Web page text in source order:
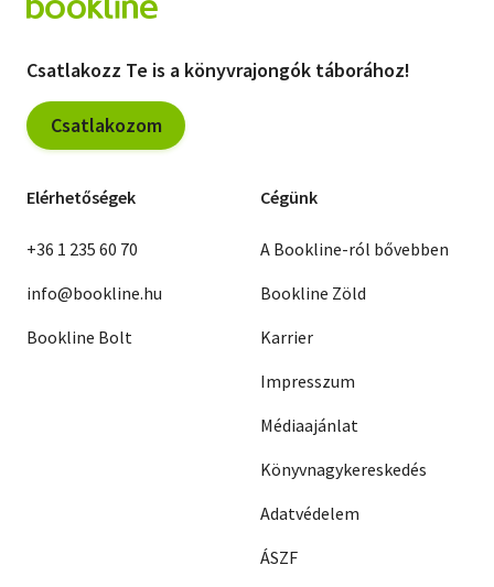
Csatlakozz Te is a könyvrajongók táborához!
Csatlakozom
Elérhetőségek
+36 1 235 60 70
info@bookline.hu
Bookline Bolt
Cégünk
A Bookline-ról bővebben
Bookline Zöld
Karrier
Impresszum
Médiaajánlat
Könyvnagykereskedés
Adatvédelem
ÁSZF